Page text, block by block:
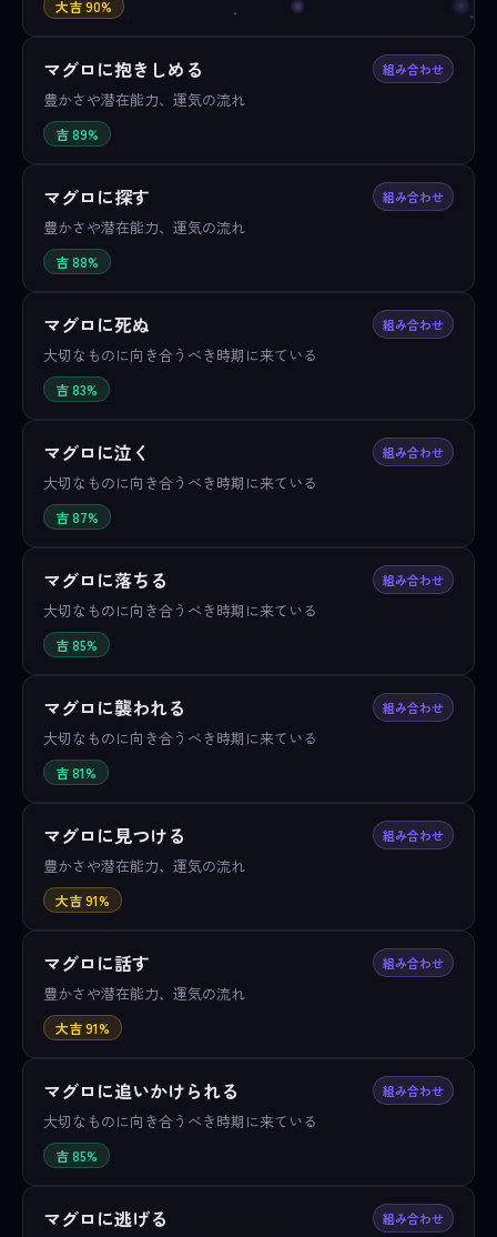
大吉 90%
マグロに抱きしめる 組み合わせ
豊かさや潜在能力、運気の流れ
吉 89%
マグロに探す 組み合わせ
豊かさや潜在能力、運気の流れ
吉 88%
マグロに死ぬ 組み合わせ
大切なものに向き合うべき時期に来ている
吉 83%
マグロに泣く 組み合わせ
大切なものに向き合うべき時期に来ている
吉 87%
マグロに落ちる 組み合わせ
大切なものに向き合うべき時期に来ている
吉 85%
マグロに襲われる 組み合わせ
大切なものに向き合うべき時期に来ている
吉 81%
マグロに見つける 組み合わせ
豊かさや潜在能力、運気の流れ
大吉 91%
マグロに話す 組み合わせ
豊かさや潜在能力、運気の流れ
大吉 91%
マグロに追いかけられる 組み合わせ
大切なものに向き合うべき時期に来ている
吉 85%
マグロに逃げる 組み合わせ